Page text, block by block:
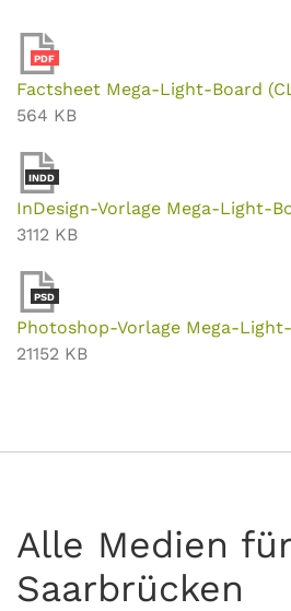
PDF
Factsheet Mega-Light-Board
564 KB
INDD
InDesign-Vorlage Mega-Light-
3112 KB
PSD
Photoshop-Vorlage Mega-
21152 KB
Alle Medien für
Saarbrücken